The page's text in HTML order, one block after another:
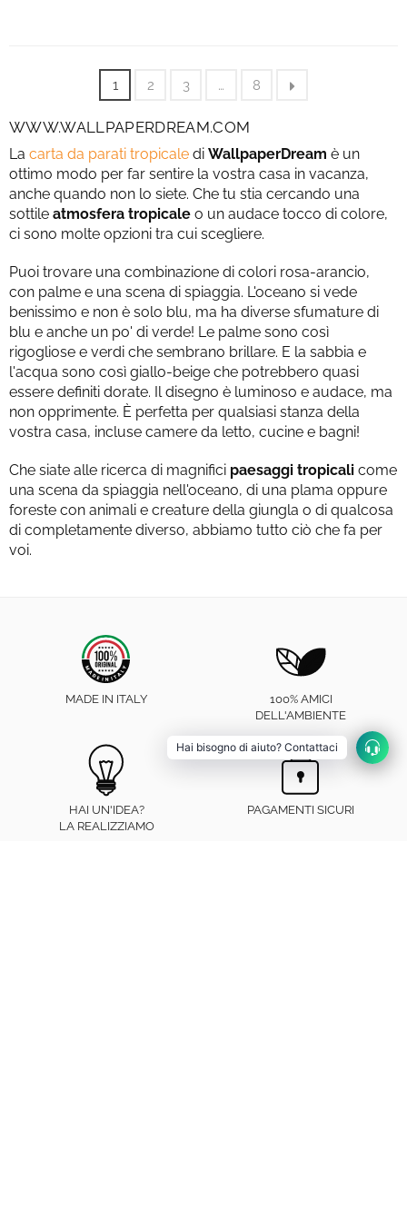
1 2 3 … 8
WWW.WALLPAPERDREAM.COM
La carta da parati tropicale di WallpaperDream è un
ottimo modo per far sentire la vostra casa in vacanza,
anche quando non lo siete. Che tu stia cercando una
sottile atmosfera tropicale o un audace tocco di colore,
ci sono molte opzioni tra cui scegliere.
Puoi trovare una combinazione di colori rosa-arancio,
con palme e una scena di spiaggia. L'oceano si vede
benissimo e non è solo blu, ma ha diverse sfumature di
blu e anche un po' di verde! Le palme sono così
rigogliose e verdi che sembrano brillare. E la sabbia e
l'acqua sono così giallo-beige che potrebbero quasi
essere definiti dorate. Il disegno è luminoso e audace, ma
non opprimente. È perfetta per qualsiasi stanza della
vostra casa, incluse camere da letto, cucine e bagni!
Che siate alle ricerca di magnifici paesaggi tropicali come
una scena da spiaggia nell'oceano, di una plama oppure
foreste con animali e creature della giungla o di qualcosa
di completamente diverso, abbiamo tutto ciò che fa per
voi.
MADE IN ITALY
100% AMICI
DELL'AMBIENTE
HAI UN'IDEA?
LA REALIZZIAMO
PAGAMENTI SICURI
Hai bisogno di aiuto? Contattaci